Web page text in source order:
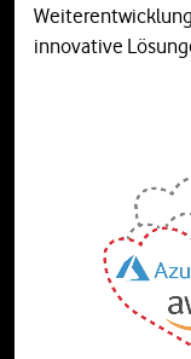
innovative